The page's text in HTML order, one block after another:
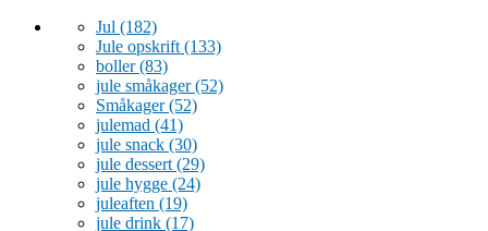
Jul (182)
Jule opskrift (133)
boller(83)
jule småkager(52)
Småkager(52)
julemad (41)
jule snack (30)
jule dessert (29)
jule hygge (24)
juleaften (19)
jule drink (17)